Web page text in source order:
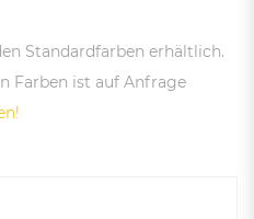
Standardfarben erhältlich.
Farben ist auf Anfrage